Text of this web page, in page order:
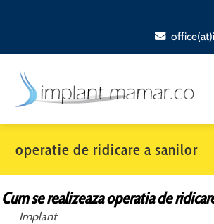
operatie de ridicare a sanilor
Cum se realizeaza operatia de
Implant